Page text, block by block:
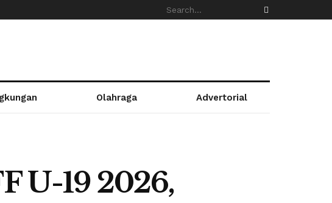
Olahraga Advertorial
U-19 2026,